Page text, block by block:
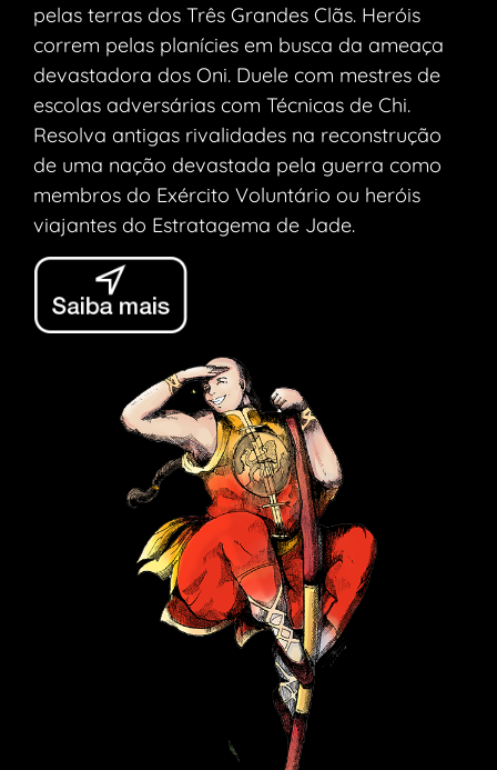
pelas terras dos Três Grandes Clãs. Heróis
correm pelas planícies em busca da ameaça
devastadora dos Oni. Duele com mestres de
escolas adversárias com Técnicas de Chi.
Resolva antigas rivalidades na reconstrução
de uma nação devastada pela guerra como
membros do Exército Voluntário ou heróis
viajantes do Estratagema de Jade.